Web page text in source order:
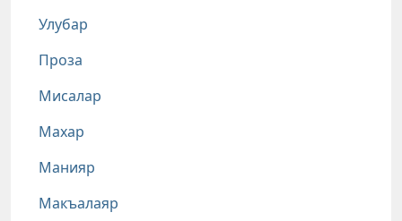
Улубар
Проза
Мисалар
Махар
Манияр
Макъалаяр